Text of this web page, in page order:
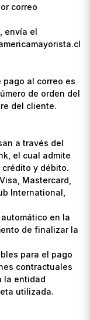
correo
envía el
pago al correo es
de orden del
del cliente.
a través del
el cual admite
y débito.
Mastercard,
International,
en la
de finalizar la
para el pago
contractuales
la entidad
utilizada.